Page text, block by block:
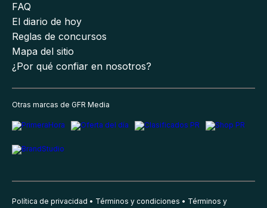
FAQ
El diario de hoy
Reglas de concursos
Mapa del sitio
¿Por qué confiar en nosotros?
Otras marcas de GFR Media
Política de privacidad Términos y condiciones Términos y